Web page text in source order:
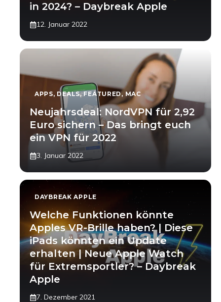
in 2024? – Daybreak Apple
12. Januar 2022
APPS, DEALS,FEATURED, MAC
Neujahrsdeal: NordVPN für 2,92
Euro sichern – Das bringt euch
ein VPN für 2022
3. Januar 2022
DAYBREAK APPLE
Welche Funktionen könnte
Apples VR-Brille haben? | Diese
iPads könnten ein Update
erhalten | Neue Apple Watch
für Extremsportler? – Daybreak
Apple
7. Dezember 2021